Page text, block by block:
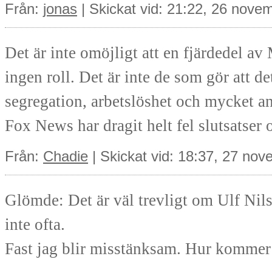
Från: jonas | Skickat vid: 21:22, 26
Det är inte omöjligt att en fjärdedel av
ingen roll. Det är inte de som gör att
segregation, arbetslöshet och mycket
Fox News har dragit helt fel slutsatser
Från: Chadie | Skickat vid: 18:37, 27
Glömde: Det är väl trevligt om Ulf
inte ofta.
Fast jag blir misstänksam. Hur